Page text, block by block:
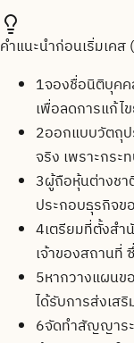
คำแนะนำก่อนเริ่มเคส (
1จองชื่อนิติบุคค
เพื่อลดการแก้ไ
2ออกแบบวัตถุ
จริง เพราะกร
3ผู้ถือหุ้นต่างช
ประกอบธุรกิจข
4เตรียมที่ตั้งส
เจ้าของสถานที่
5หากวางแผนข
ได้รับการส่งเส
6จัดทำสัญญาร